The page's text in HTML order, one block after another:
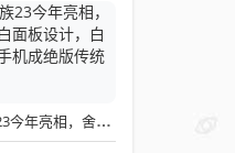
魅族23今年亮相，舍弃白面板设计，白面板手机成绝版传统